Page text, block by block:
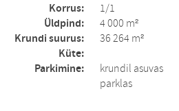
Korrus: 1/1
Üldpind: 4 000 m²
Krundi suurus: 36 264 m²
Küte:
Parkimine:
krundil asuvas
parklas